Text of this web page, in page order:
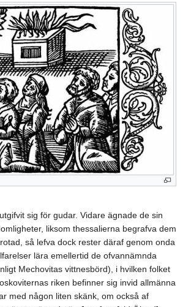
sig för gudar. Vidare ägnade de sin
liksom thessalierna begrafva dem
så lefva dock rester däraf genom onda
lära emellertid de ofvannämnda
Mechovitas vittnesbörd), i hvilken folket
riken befinner sig invid allmänna
med någon liten skänk, om också af